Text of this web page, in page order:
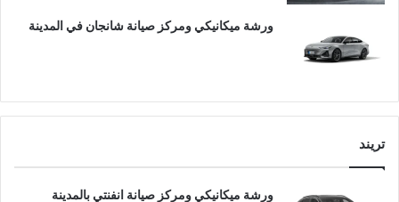
ورشة ميكانيكي ومركز صيانة شانجان في المدينة
تريند
ورشة ميكانيكي ومركز صيانة انفنتي بالمدينة